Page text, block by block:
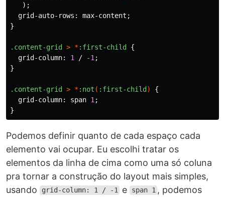
);
grid-auto-rows : max-content ;
}
.content-grid > *:first-child
{
grid-column: 1 / -1 ;
}
.content-grid > *:not ( :first-child )
{
grid-column: span 1 ;
}
Podemos definir quanto de cada espaço cada
elemento vai ocupar. Eu escolhi tratar os
elementos da linha de cima como uma só coluna
pra tornar a construção do layout mais simples,
usando
grid-column: 1 / -1 e span 1 , podemos